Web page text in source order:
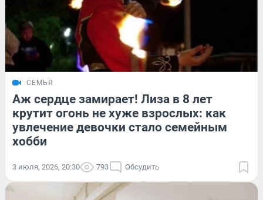
СЕМЬЯ
Аж сердце замирает! Лиза в 8 лет
крутит огонь не хуже взрослых: как
увлечение девочки стало семейным
хобби
3 июля, 2026, 20:30 793 Обсудить